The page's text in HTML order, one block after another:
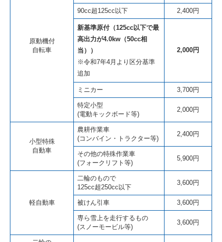
原動機付
自転車
90cc超125cc以下 2,400円
新基準原付（125cc以下で最
高出力が4.0kw（50cc相
当））
※令和7年4月より区分基準
追加
2,000円
ミニカー 3,700円
特定小型
(電動キックボード等)
2,000円
小型特殊
自動車
農耕作業車
(コンバイン・トラクター等)
2,400円
その他の特殊作業車
(フォークリフト等)
5,900円
軽自動車
二輪のもので
125cc超250cc以下
3,600円
被けん引車 3,600円
専ら雪上を走行するもの
(スノーモービル等)
3,600円